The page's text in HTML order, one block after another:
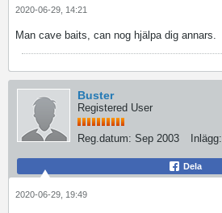
2020-06-29, 14:21
Man cave baits, can nog hjälpa dig annars.
Buster
Registered User
Reg.datum: Sep 2003 Inlägg:
Dela
2020-06-29, 19:49